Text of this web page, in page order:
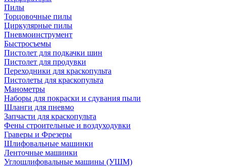
Пилы
Торцовочные пилы
Циркулярные пилы
Пневмоинструмент
Быстросъемы
Пистолет для подкачки шин
Пистолет для продувки
Переходники для краскопульта
Пистолеты для краскопульта
Манометры
Наборы для покраски и сдувания пыли
Шланги для пневмо
Запчасти для краскопульта
Фены строительные и воздуходувки
Граверы и Фрезеры
Шлифовальные машинки
Ленточные машинки
Углошлифовальные машины (УШМ)